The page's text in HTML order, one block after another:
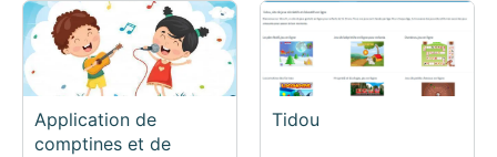
Application de
comptines et de
Tidou